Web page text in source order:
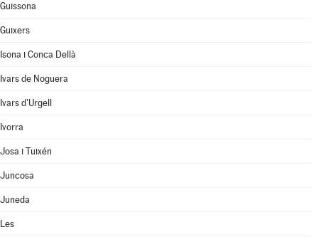
Guissona
Guixers
Isona i Conca Dellà
Ivars de Noguera
Ivars d'Urgell
Ivorra
Josa i Tuixén
Juncosa
Juneda
Les